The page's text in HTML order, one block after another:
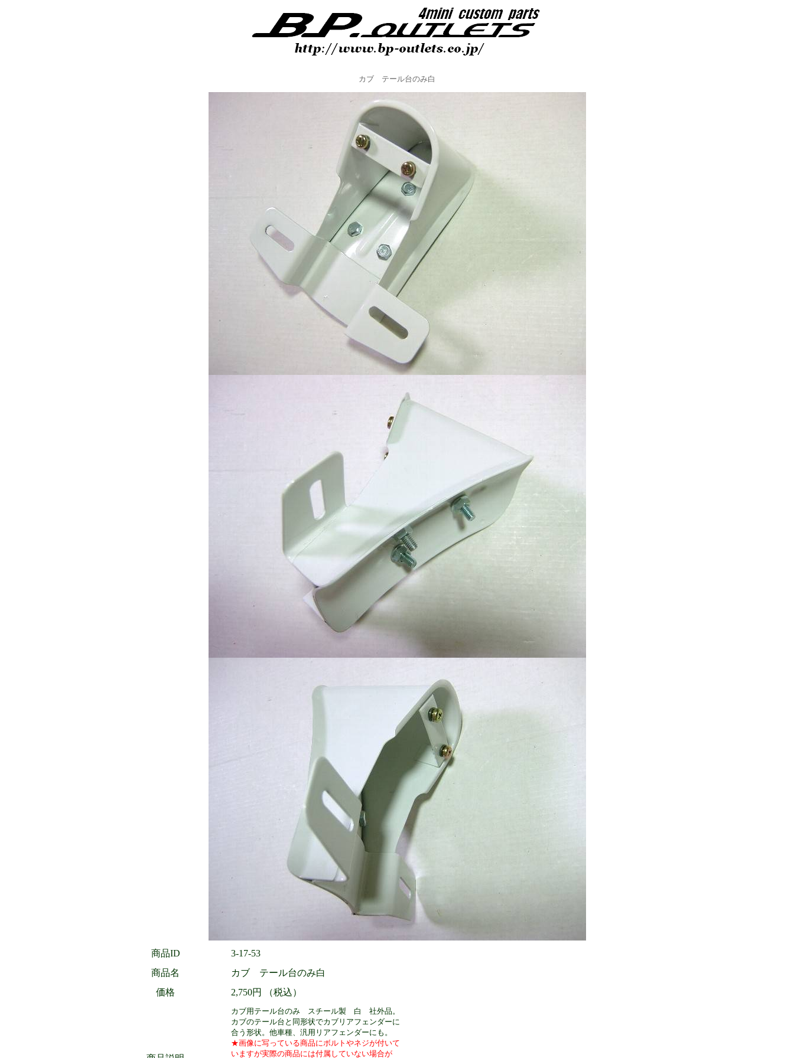
カブ テール台のみ白
商品ID
3-17-53
商品名
カブ テール台のみ白
価格
2,750円 （税込）
カブ用テール台のみ スチール製 白 社外品。
カブのテール台と同形状でカブリアフェンダーに
合う形状。他車種、汎用リアフェンダーにも。
★画像に写っている商品にボルトやネジが付いて
いますが実際の商品には付属していない場合が